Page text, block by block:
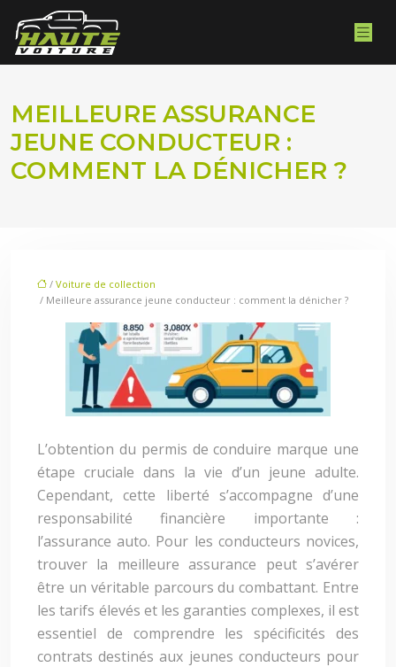
MEILLEURE ASSURANCE
JEUNE CONDUCTEUR :
COMMENT LA DÉNICHER ?
/ Voiture de collection
/ Meilleure assurance jeune conducteur : comment la dénicher ?
L’obtention du permis de conduire marque une
étape cruciale dans la vie d’un jeune adulte.
Cependant, cette liberté s’accompagne d’une
responsabilité financière importante :
l’assurance auto. Pour les conducteurs novices,
trouver la meilleure assurance peut s’avérer
être un véritable parcours du combattant. Entre
les tarifs élevés et les garanties complexes, il est
essentiel de comprendre les spécificités des
contrats destinés aux jeunes conducteurs pour